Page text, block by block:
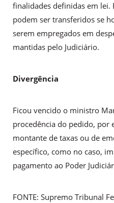
finalidades definidas em lei.
podem ser transferidos se
serem empregados em
mantidas pelo Judiciário.
Divergência
Ficou vencido o ministro
procedência do pedido, por
montante de taxas ou de
específico, como no caso,
pagamento ao Poder
FONTE: Supremo Tribunal